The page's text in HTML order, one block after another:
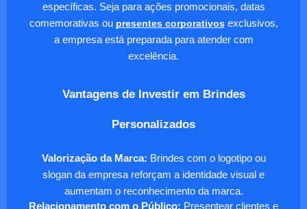
específicas. Seja para ações promocionais, datas
comemorativas ou presentes corporativosexclusivos,
a empresa está preparada para atender com
excelência.
Vantagens de Investir em Brindes
Personalizados
Valorização da Marca: Brindes com o logotipo ou
slogan da empresa reforçam a identidade visual e
aumentam o reconhecimento da marca.
Relacionamento com o Público: Presentear clientes e